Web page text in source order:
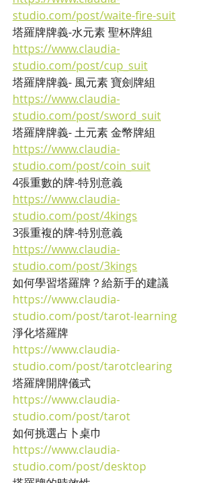
studio.com/post/waite-fire-suit
塔羅牌牌義-水元素 聖杯牌組
https://www.claudia-
studio.com/post/cup_suit
塔羅牌牌義- 風元素 寶劍牌組
https://www.claudia-
studio.com/post/sword_suit
塔羅牌牌義- 土元素 金幣牌組
https://www.claudia-
studio.com/post/coin_suit
4張重數的牌-特別意義
https://www.claudia-
studio.com/post/4kings
3張重複的牌-特別意義
https://www.claudia-
studio.com/post/3kings
如何學習塔羅牌？給新手的建議
https://www.claudia-
studio.com/post/tarot-learning
淨化塔羅牌
https://www.claudia-
studio.com/post/tarotclearing
塔羅牌開牌儀式
https://www.claudia-
studio.com/post/tarot
如何挑選占卜桌巾
https://www.claudia-
studio.com/post/desktop